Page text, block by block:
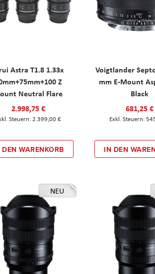
Astra T1.8 1.33x
Z
Neutral Flare
2.998,75 €
2.399,00 €
DEN WARENKORB
Voigtlander
mm E-Mount
Black
681,25 €
IN DEN
NEU